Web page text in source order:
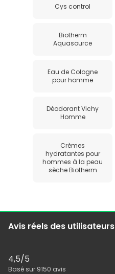
Cys control
Biotherm
Aquasource
Eau de Cologne
pour homme
Déodorant Vichy
Homme
Crèmes
hydratantes pour
hommes à la peau
sèche Biotherm
Avis réels des utilisateurs
4,5/5
Basé sur 9150 avis